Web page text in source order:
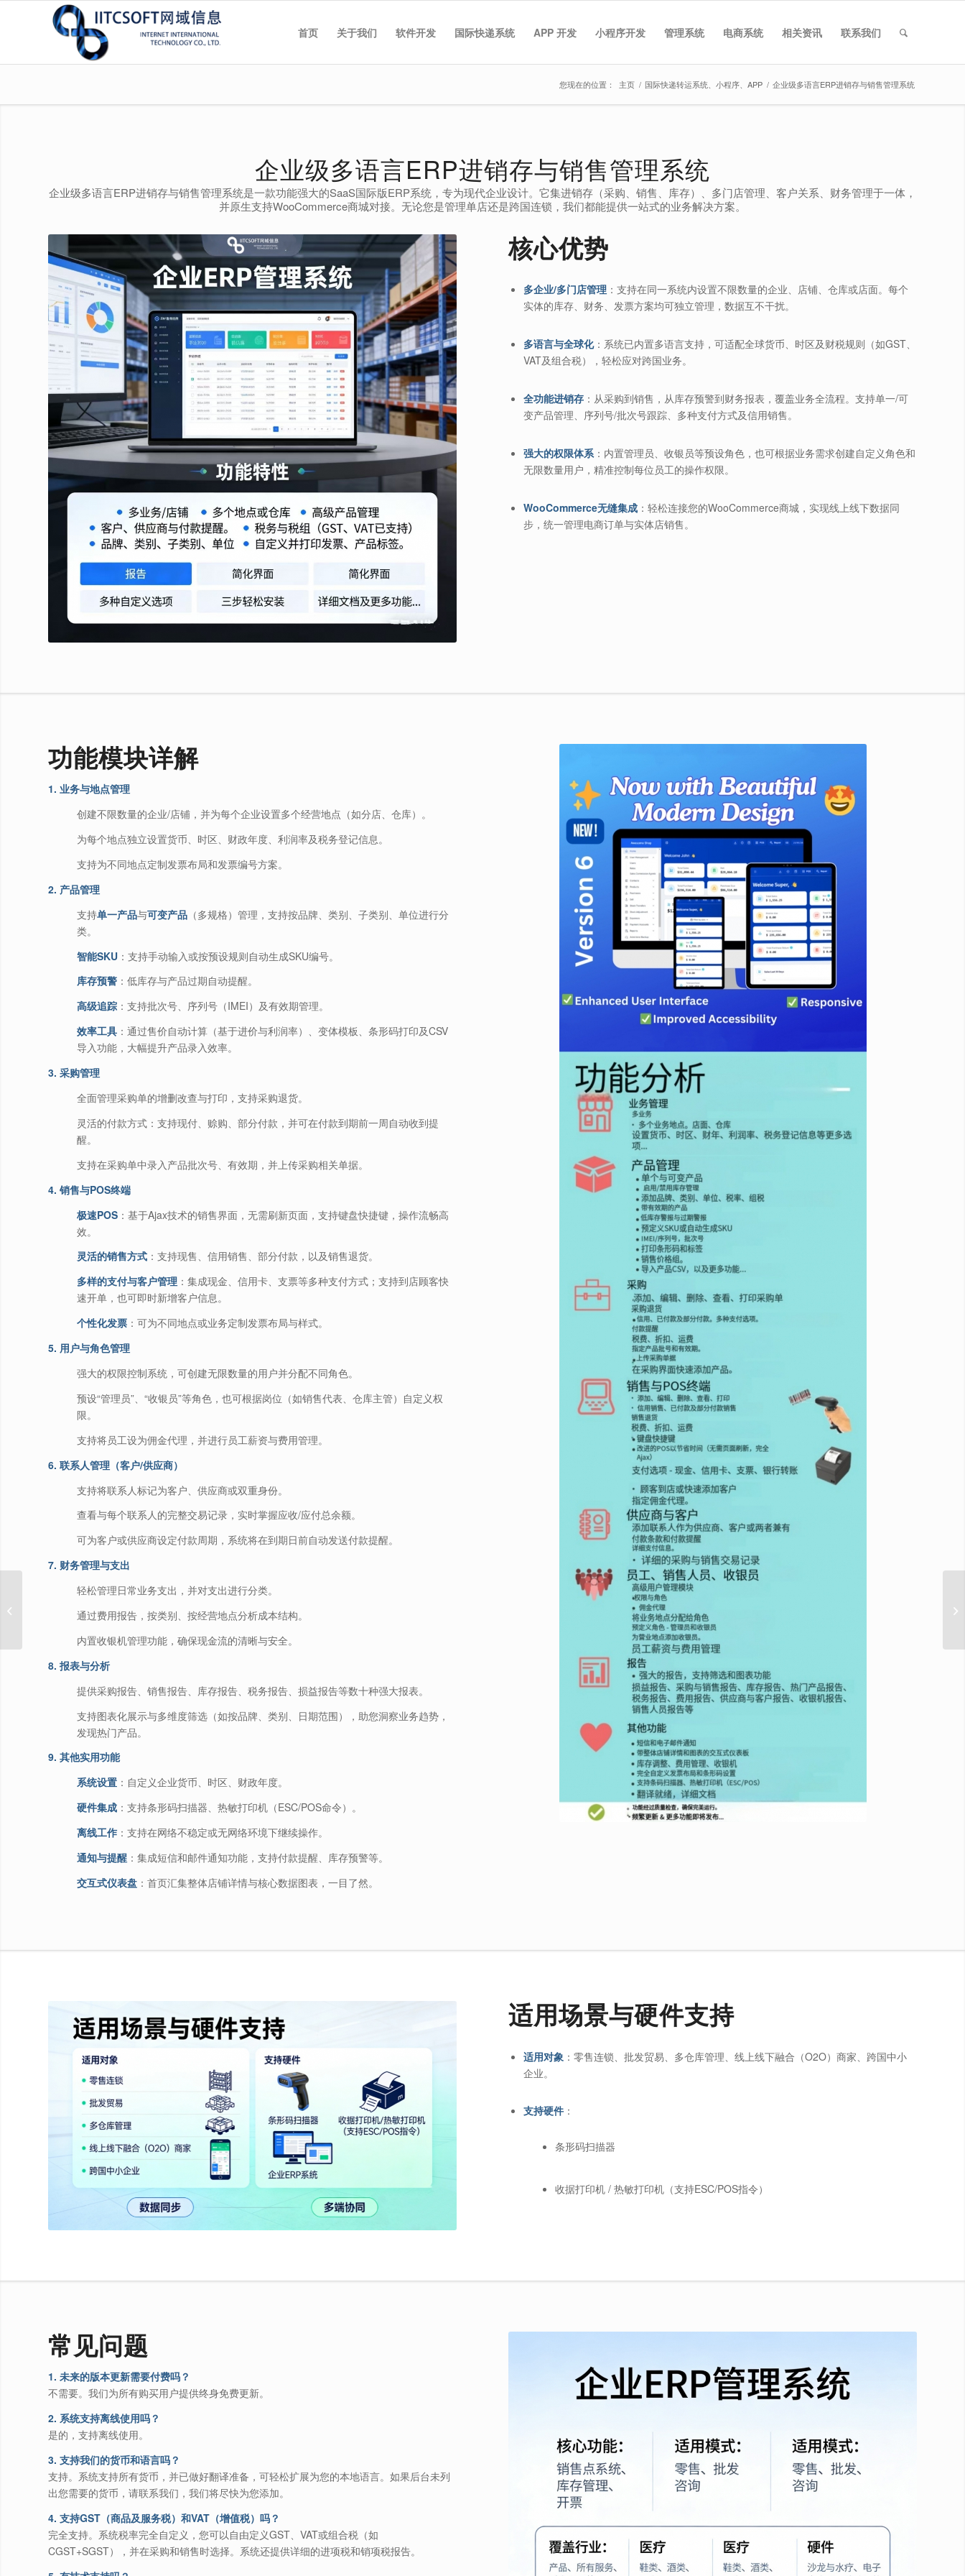
首页 关于我们 软件开发 国际快递系统 APP 开发 小程序开发 管理系统 电商系统 相关资讯 联系我们
您现在的位置： 主页 / 国际快递转运系统、小程序、APP / 企业级多语言ERP进销存与销售管理系统
企业级多语言ERP进销存与销售管理系统
企业级多语言ERP进销存与销售管理系统是一款功能强大的SaaS国际版ERP系统，专为现代企业设计。它集进销存（采购、销售、库存）、多门店管理、客户关系、财务管理于一体，
并原生支持WooCommerce商城对接。无论您是管理单店还是跨国连锁，我们都能提供一站式的业务解决方案。
核心优势
多企业/多门店管理 ：支持在同一系统内设置不限数量的企业、店铺、仓库或店面。每个
实体的库存、财务、发票方案均可独立管理，数据互不干扰。
多语言与全球化：系统已内置多语言支持，可适配全球货币、时区及财税规则（如GST、
VAT及组合税），轻松应对跨国业务。
全功能进销存 ：从采购到销售，从库存预警到财务报表，覆盖业务全流程。支持单一/可
变产品管理、序列号/批次号跟踪、多种支付方式及信用销售。
强大的权限体系 ：内置管理员、收银员等预设角色，也可根据业务需求创建自定义角色和
无限数量用户，精准控制每位员工的操作权限。
WooCommerce无缝集成 ：轻松连接您的WooCommerce商城，实现线上线下数据同
步，统一管理电商订单与实体店销售。
功能模块详解
1. 业务与地点管理
创建不限数量的企业/店铺，并为每个企业设置多个经营地点（如分店、仓库）。
为每个地点独立设置货币、时区、财政年度、利润率及税务登记信息。
支持为不同地点定制发票布局和发票编号方案。
2. 产品管理
支持单一产品与可变产品 （多规格）管理，支持按品牌、类别、子类别、单位进行分
类。
智能SKU ：支持手动输入或按预设规则自动生成SKU编号。
库存预警 ：低库存与产品过期自动提醒。
高级追踪 ：支持批次号、序列号（IMEI）及有效期管理。
效率工具 ：通过售价自动计算（基于进价与利润率）、变体模板、条形码打印及CSV
导入功能，大幅提升产品录入效率。
3. 采购管理
全面管理采购单的增删改查与打印，支持采购退货。
灵活的付款方式：支持现付、赊购、部分付款，并可在付款到期前一周自动收到提
醒。
支持在采购单中录入产品批次号、有效期，并上传采购相关单据。
4. 销售与POS终端
极速POS ：基于Ajax技术的销售界面，无需刷新页面，支持键盘快捷键，操作流畅高
效。
灵活的销售方式 ：支持现售、信用销售、部分付款，以及销售退货。
多样的支付与客户管理 ：集成现金、信用卡、支票等多种支付方式；支持到店顾客快
速开单，也可即时新增客户信息。
个性化发票 ：可为不同地点或业务定制发票布局与样式。
5. 用户与角色管理
强大的权限控制系统，可创建无限数量的用户并分配不同角色。
预设“管理员”、“收银员”等角色，也可根据岗位（如销售代表、仓库主管）自定义权
限。
支持将员工设为佣金代理，并进行员工薪资与费用管理。
6. 联系人管理（客户/供应商）
支持将联系人标记为客户、供应商或双重身份。
查看与每个联系人的完整交易记录，实时掌握应收/应付总余额。
可为客户或供应商设定付款周期，系统将在到期日前自动发送付款提醒。
7. 财务管理与支出
轻松管理日常业务支出，并对支出进行分类。
通过费用报告，按类别、按经营地点分析成本结构。
内置收银机管理功能，确保现金流的清晰与安全。
8. 报表与分析
提供采购报告、销售报告、库存报告、税务报告、损益报告等数十种强大报表。
支持图表化展示与多维度筛选（如按品牌、类别、日期范围），助您洞察业务趋势，
发现热门产品。
9. 其他实用功能
系统设置 ：自定义企业货币、时区、财政年度。
硬件集成 ：支持条形码扫描器、热敏打印机（ESC/POS命令）。
离线工作 ：支持在网络不稳定或无网络环境下继续操作。
通知与提醒 ：集成短信和邮件通知功能，支持付款提醒、库存预警等。
交互式仪表盘 ：首页汇集整体店铺详情与核心数据图表，一目了然。
适用场景与硬件支持
适用对象 ：零售连锁、批发贸易、多仓库管理、线上线下融合（O2O）商家、跨国中小
企业。
支持硬件 ：
条形码扫描器
收据打印机 / 热敏打印机（支持ESC/POS指令）
常见问题
1. 未来的版本更新需要付费吗？
不需要。我们为所有购买用户提供终身免费更新。
2. 系统支持离线使用吗？
是的，支持离线使用。
3. 支持我们的货币和语言吗？
支持。系统支持所有货币，并已做好翻译准备，可轻松扩展为您的本地语言。如果后台未列
出您需要的货币，请联系我们，我们将尽快为您添加。
4. 支持GST（商品及服务税）和VAT（增值税）吗？
完全支持。系统税率完全自定义，您可以自由定义GST、VAT或组合税（如
CGST+SGST），并在采购和销售时选择。系统还提供详细的进项税和销项税报告。
全球多语言多商户电子
商务平台,支持APP+PC,
支持客户端、�...